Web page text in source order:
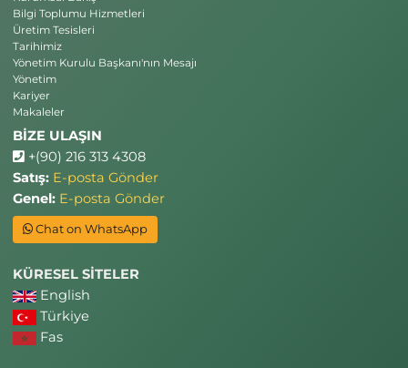
Bilgi Toplumu Hizmetleri
Üretim Tesisleri
Tarihimiz
Yönetim Kurulu Başkanı'nın Mesajı
Yönetim
Kariyer
Makaleler
BİZE ULAŞIN
+(90) 216 313 4308
Satış: E-posta Gönder
Genel: E-posta Gönder
Chat on WhatsApp
KÜRESEL SİTELER
English
Türkiye
Fas